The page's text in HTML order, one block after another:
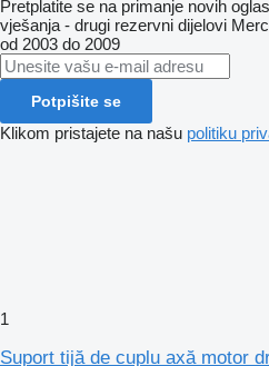
Pretplatite se na primanje novih
vješanja - drugi rezervni dijelovi
od 2003 do 2009
Potpišite se
Klikom pristajete na našu politiku
1
Suport tijă de cuplu axă motor